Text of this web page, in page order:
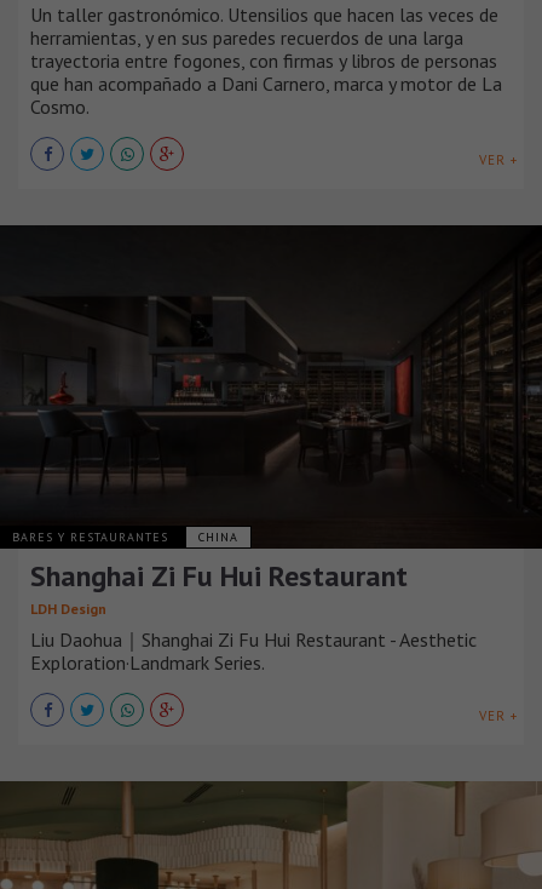
Un taller gastronómico. Utensilios que hacen las veces de
herramientas, y en sus paredes recuerdos de una larga
trayectoria entre fogones, con firmas y libros de personas
que han acompañado a Dani Carnero, marca y motor de La
Cosmo.
VER +
BARES Y RESTAURANTES CHINA
Shanghai Zi Fu Hui Restaurant
LDH Design
Liu Daohua｜Shanghai Zi Fu Hui Restaurant - Aesthetic
Exploration·Landmark Series.
VER +